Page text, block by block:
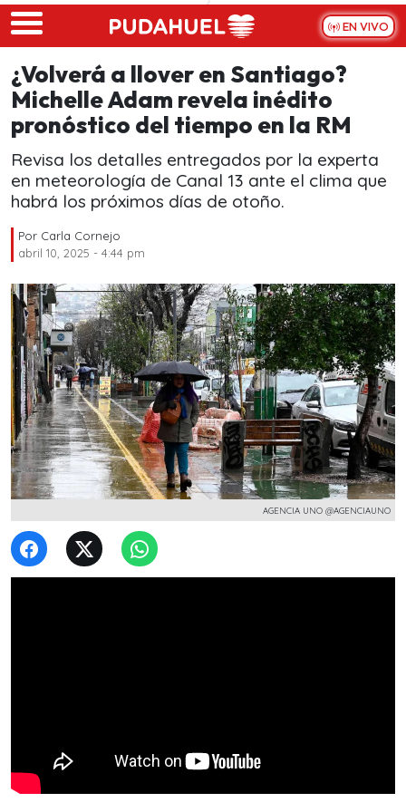
Skip to main content
EN VIVO
¿Volverá a llover en Santiago?
Michelle Adam revela inédito
pronóstico del tiempo en la RM
Revisa los detalles entregados por la experta
en meteorología de Canal 13 ante el clima que
habrá los próximos días de otoño.
Por Carla Cornejo
abril 10, 2025 - 4:44 pm
AGENCIA UNO @AGENCIAUNO